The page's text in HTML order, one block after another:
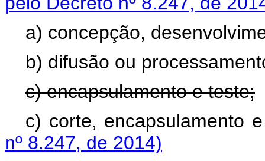
a) concepção,
b) difusão ou
c) encapsulamento e teste;
c) corte, encapsulamento
nº 8.247, de 2014)